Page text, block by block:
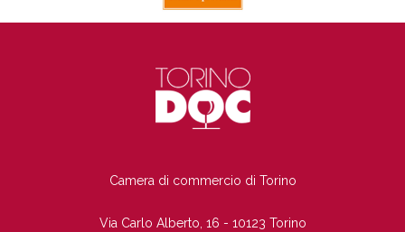
Camera di commercio di Torino
Via Carlo Alberto, 16 - 10123 Torino